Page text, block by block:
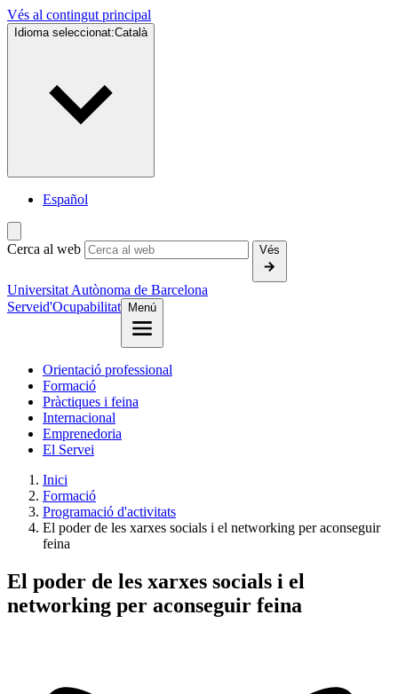
Vés al contingut principal
Idioma seleccionat:Català
Español
Cerca al web Vés
Universitat Autònoma de Barcelona
Serveid'Ocupabilitat Menú
Orientació professional
Formació
Pràctiques i feina
Internacional
Emprenedoria
El Servei
Inici
Formació
Programació d'activitats
El poder de les xarxes socials i el networking per aconseguir
feina
El poder de les xarxes socials i el
networking per aconseguir feina